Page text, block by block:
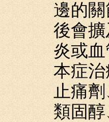
邊的
後會
炎或
本症
止痛
類固